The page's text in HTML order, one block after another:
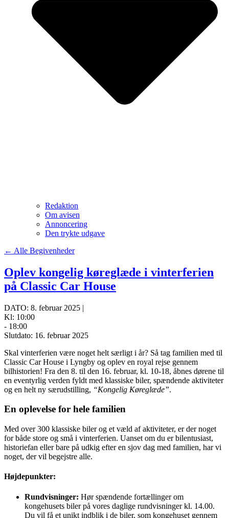
Redaktion
Om avisen
Annoncering
Den trykte udgave
← Alle Begivenheder
Oplev kongelig køreglæde i vinterferien
på Classic Car House
DATO: 8. februar 2025 |
Kl: 10:00
- 18:00
Slutdato: 16. februar 2025
Skal vinterferien være noget helt særligt i år? Så tag familien med til
Classic Car House i Lyngby og oplev en royal rejse gennem
bilhistorien! Fra den 8. til den 16. februar, kl. 10-18, åbnes dørene til
en eventyrlig verden fyldt med klassiske biler, spændende aktiviteter
og en helt ny særudstilling, “Kongelig Køreglæde”.
En oplevelse for hele familien
Med over 300 klassiske biler og et væld af aktiviteter, er der noget
for både store og små i vinterferien. Uanset om du er bilentusiast,
historiefan eller bare på udkig efter en sjov dag med familien, har vi
noget, der vil begejstre alle.
Højdepunkter:
Rundvisninger: Hør spændende fortællinger om
kongehusets biler på vores daglige rundvisninger kl. 14.00.
Du vil få et unikt indblik i de biler, som kongehuset gennem